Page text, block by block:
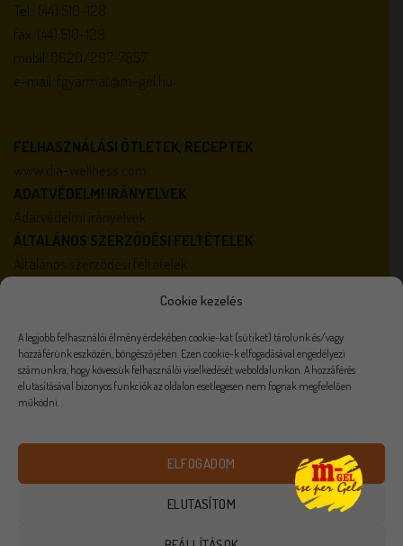
Cookie kezelés
A legjobb felhasználói élmény érdekében cookie-kat (sütiket) tárolunk és/vagy
hozzáférünk eszközén, böngészőjében. Ezen cookie-k elfogadásával engedélyezi
számunkra, hogy kövessük felhasználói viselkedését weboldalunkon. A hozzáférés
elutasításával bizonyos funkciók az oldalon esetlegesen nem fognak megfelelően
működni.
ELFOGADOM
ELUTASÍTOM
Tel.:
fax:
mobil:
e-mail:
FELHASZNÁLÁSI ÖTLETEK, RECEPTEK
ADATVÉDELMI IRÁNYELVEK
ÁLTALÁNOS SZERZŐDÉSI FELTÉTELEK
Házirend
On
Delivery
ADATVÉDELMI NYILATKOZAT
KARRIER
AKADÁLYMENTESÍTÉSI NYILATKOZAT
ELÁLLÁS
Minden jog fenntartva 2026 ©